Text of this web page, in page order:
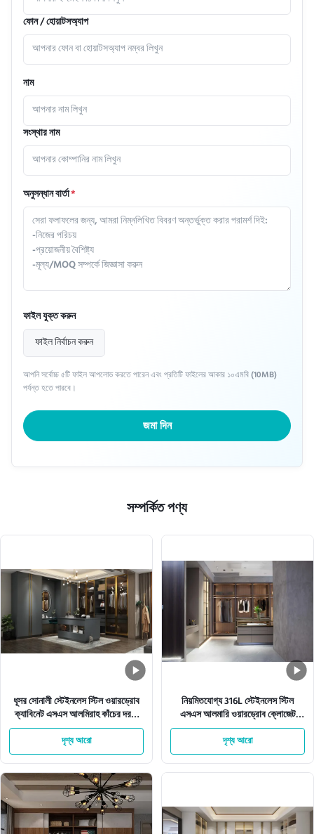
ফোন / হোয়াটসঅ্যাপ
নাম
সংস্থার নাম
অনুসন্ধান বার্তা*
ফাইল যুক্ত করুন
ফাইল নির্বাচন করুন
আপনি সর্বোচ্চ ৫টি ফাইল আপলোড করতে পারেন এবং প্রতিটি ফাইলের আকার ১০এমবি (10MB)
পর্যন্ত হতে পারবে।
জমা দিন
সম্পর্কিত পণ্য
ধূসর সোনালী স্টেইনলেস স্টিল ওয়ারড্রোব
ক্যাবিনেট এসএস আলমিরাহ কাঁচের দরজা
সহ পোশাকের জন্য
দৃশ্য আরো
নিয়মিতযোগ্য 316L স্টেইনলেস স্টিল
এসএস আলমারি ওয়ারড্রোব ক্লোজেট
হ্যাংগিং ও স্টোরেজ সহ
দৃশ্য আরো